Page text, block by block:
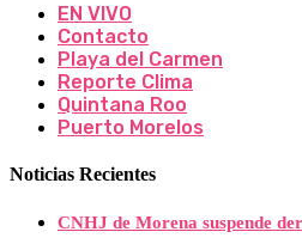
EN VIVO
Contacto
Playa del Carmen
Reporte Clima
Quintana Roo
Puerto Morelos
Noticias Recientes
CNHJ de Morena suspende